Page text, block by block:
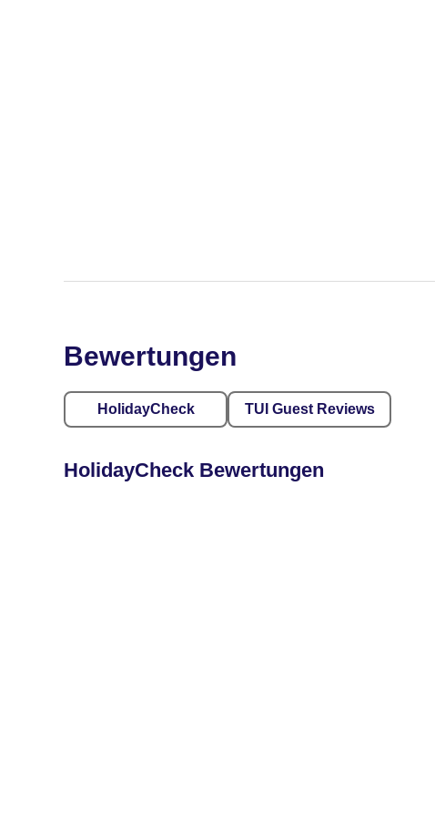
Bewertungen
HolidayCheck TUI Guest Reviews
HolidayCheck Bewertungen